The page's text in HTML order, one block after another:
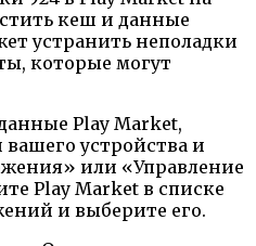
кеш и данные
устранить неполадки
которые могут
Play Market,
устройства и
или «Управление
Play Market в списке
и выберите его.